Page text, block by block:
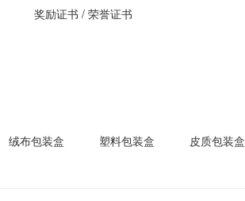
奖励证书 / 荣誉证书
绒布包装盒 塑料包装盒 皮质包装盒